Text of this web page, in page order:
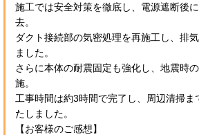
施工では安全対策を徹底し、電源遮断後
去。
ダクト接続部の気密処理を再施工し、排
ました。
さらに本体の耐震固定も強化し、地震時
施。
工事時間は約3時間で完了し、周辺清掃ま
たしました。
【お客様のご感想】